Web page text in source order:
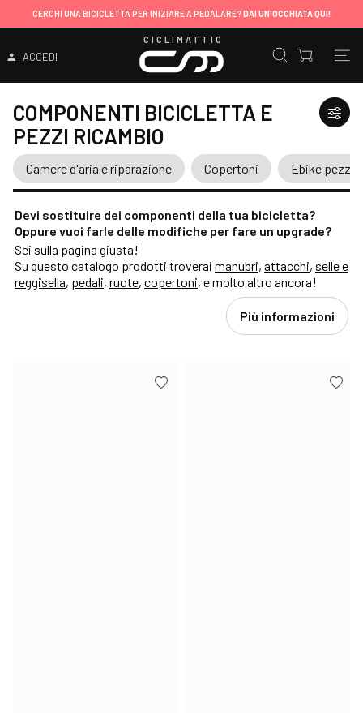
CERCHI UNA BICICLETTA PER INIZIARE A PEDALARE? DAI UN'OCCHIATA QUI!
ACCEDI
CICLIMATTIO
COMPONENTI BICICLETTA E
PEZZI RICAMBIO
Camere d'aria e riparazione Copertoni Ebike pezzi
Devi sostituire dei componenti della tua bicicletta?
Oppure vuoi farle delle modifiche per fare un upgrade?
Sei sulla pagina giusta!
Su questo catalogo prodotti troverai manubri, attacchi, selle e
reggisella, pedali, ruote, copertoni, e molto altro ancora!
Più informazioni